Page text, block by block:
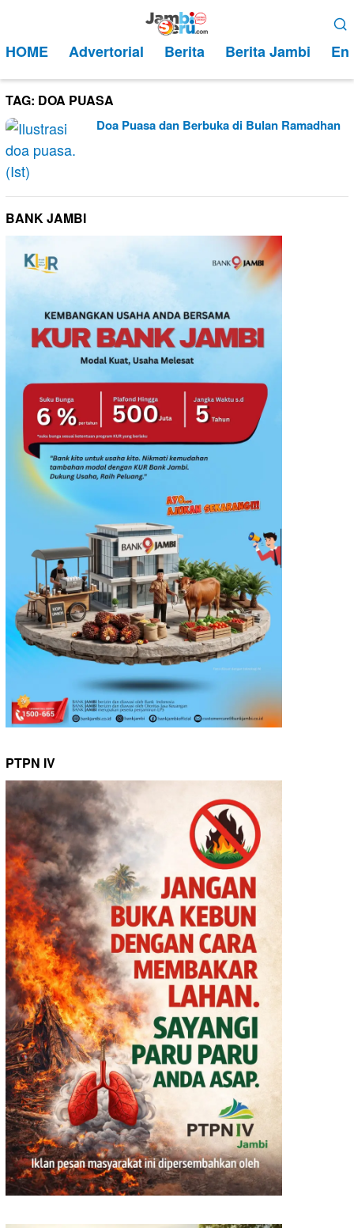
kontenMobile
HOME Advertorial Berita Berita Jambi
TAG: DOA PUASA
Doa Puasa dan Berbuka di Bulan Ramadhan
BANK JAMBI
PTPN IV